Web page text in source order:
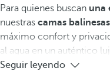
Para quienes buscan una
nuestras camas balinesas
máximo confort y
al agua en un auténtico
Seguir leyendo